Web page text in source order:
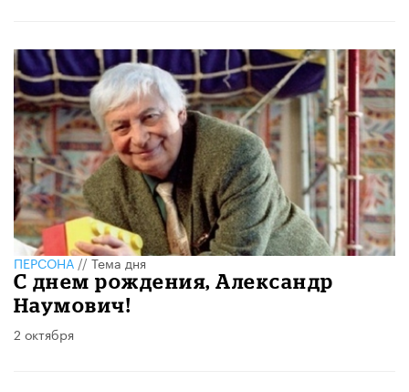
ПЕРСОНА//Тема дня
С днем рождения, Александр
Наумович!
2 октября